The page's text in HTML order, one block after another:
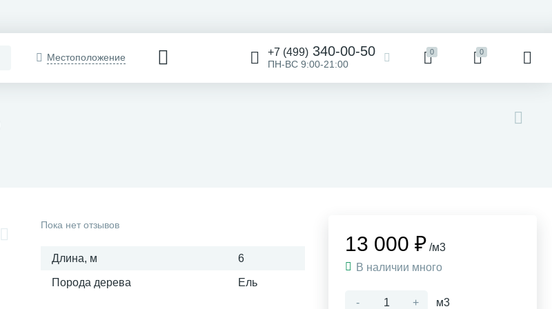
Местоположение +7 (499) 340-00-50
ПН-ВС 9:00-21:00
0 0
Пока нет отзывов
Длина, м 6
Порода дерева Ель
13 000 ₽ /м3
В наличии много
- + м3